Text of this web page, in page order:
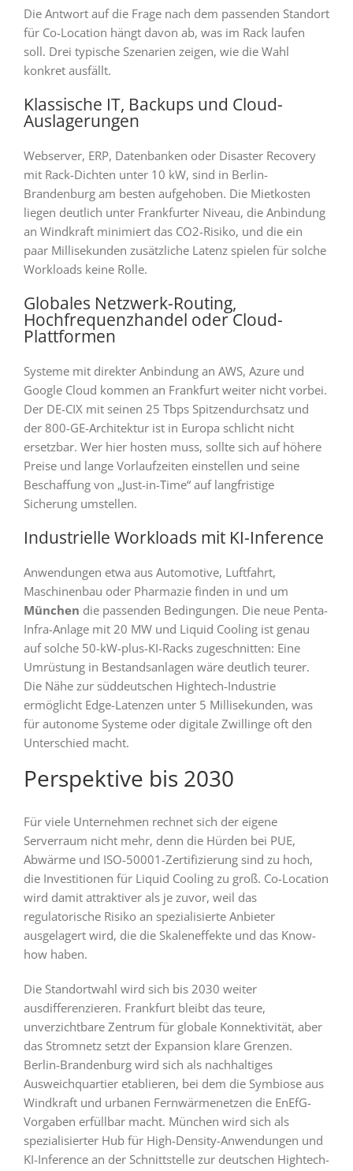
Die Antwort auf die Frage nach dem passenden Standort
für Co-Location hängt davon ab, was im Rack laufen
soll. Drei typische Szenarien zeigen, wie die Wahl
konkret ausfällt.
Klassische IT, Backups und Cloud-
Auslagerungen
Webserver, ERP, Datenbanken oder Disaster Recovery
mit Rack-Dichten unter 10 kW, sind in Berlin-
Brandenburg am besten aufgehoben. Die Mietkosten
liegen deutlich unter Frankfurter Niveau, die Anbindung
an Windkraft minimiert das CO2-Risiko, und die ein
paar Millisekunden zusätzliche Latenz spielen für solche
Workloads keine Rolle.
Globales Netzwerk-Routing,
Hochfrequenzhandel oder Cloud-
Plattformen
Systeme mit direkter Anbindung an AWS, Azure und
Google Cloud kommen an Frankfurt weiter nicht vorbei.
Der DE-CIX mit seinen 25 Tbps Spitzendurchsatz und
der 800-GE-Architektur ist in Europa schlicht nicht
ersetzbar. Wer hier hosten muss, sollte sich auf höhere
Preise und lange Vorlaufzeiten einstellen und seine
Beschaffung von „Just-in-Time“ auf langfristige
Sicherung umstellen.
Industrielle Workloads mit KI-Inference
Anwendungen etwa aus Automotive, Luftfahrt,
Maschinenbau oder Pharmazie finden in und um
München die passenden Bedingungen. Die neue Penta-
Infra-Anlage mit 20 MW und Liquid Cooling ist genau
auf solche 50-kW-plus-KI-Racks zugeschnitten: Eine
Umrüstung in Bestandsanlagen wäre deutlich teurer.
Die Nähe zur süddeutschen Hightech-Industrie
ermöglicht Edge-Latenzen unter 5 Millisekunden, was
für autonome Systeme oder digitale Zwillinge oft den
Unterschied macht.
Perspektive bis 2030
Für viele Unternehmen rechnet sich der eigene
Serverraum nicht mehr, denn die Hürden bei PUE,
Abwärme und ISO-50001-Zertifizierung sind zu hoch,
die Investitionen für Liquid Cooling zu groß. Co-Location
wird damit attraktiver als je zuvor, weil das
regulatorische Risiko an spezialisierte Anbieter
ausgelagert wird, die die Skaleneffekte und das Know-
how haben.
Die Standortwahl wird sich bis 2030 weiter
ausdifferenzieren. Frankfurt bleibt das teure,
unverzichtbare Zentrum für globale Konnektivität, aber
das Stromnetz setzt der Expansion klare Grenzen.
Berlin-Brandenburg wird sich als nachhaltiges
Ausweichquartier etablieren, bei dem die Symbiose aus
Windkraft und urbanen Fernwärmenetzen die EnEfG-
Vorgaben erfüllbar macht. München wird sich als
spezialisierter Hub für High-Density-Anwendungen und
KI-Inference an der Schnittstelle zur deutschen Hightech-